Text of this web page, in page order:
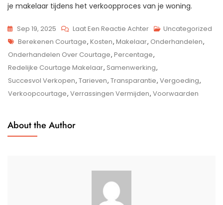
je makelaar tijdens het verkoopproces van je woning.
Sep 19, 2025 Laat Een Reactie AchterOp
Alles
Wat
Je
Moet
Weten
Uncategorized
Tags
Berekenen Courtage, Kosten, Makelaar, Onderhandelen,
Onderhandelen Over Courtage, Percentage,
Redelijke Courtage Makelaar, Samenwerking,
Succesvol Verkopen, Tarieven, Transparantie, Vergoeding,
Verkoopcourtage, Verrassingen Vermijden, Voorwaarden
About the Author